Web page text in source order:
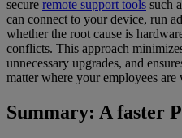
secure remote support tools such
can connect to your device, run
whether the root cause is
conflicts. This approach
unnecessary upgrades, and
matter where your employees are
Summary: A faster